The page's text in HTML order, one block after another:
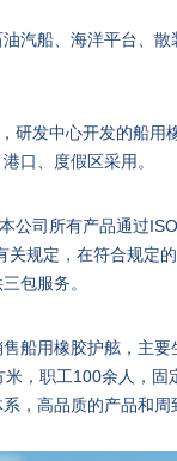
汽船、海洋平台、
发中心开发的船用
口、度假区采用。
司所有产品通过
规定，在符合规定
三包服务。
船用橡胶护舷，主
，职工100余人，
，高品质的产品和